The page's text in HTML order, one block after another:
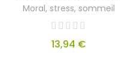
Moral, stress, sommeil
13,94 €